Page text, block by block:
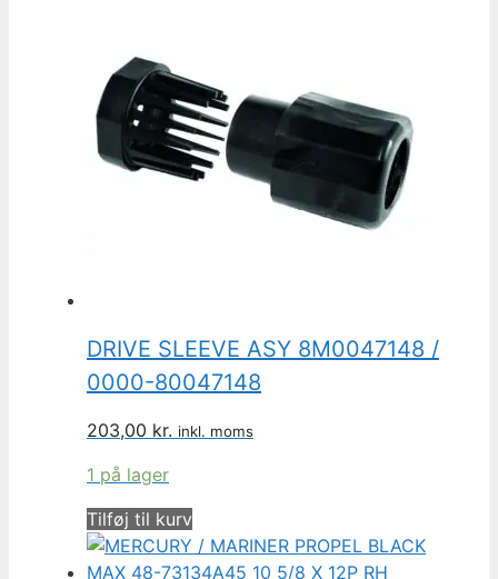
DRIVE SLEEVE ASY 8M0047148 /
0000-80047148
203,00 kr. inkl. moms
1 på lager
Tilføj til kurv